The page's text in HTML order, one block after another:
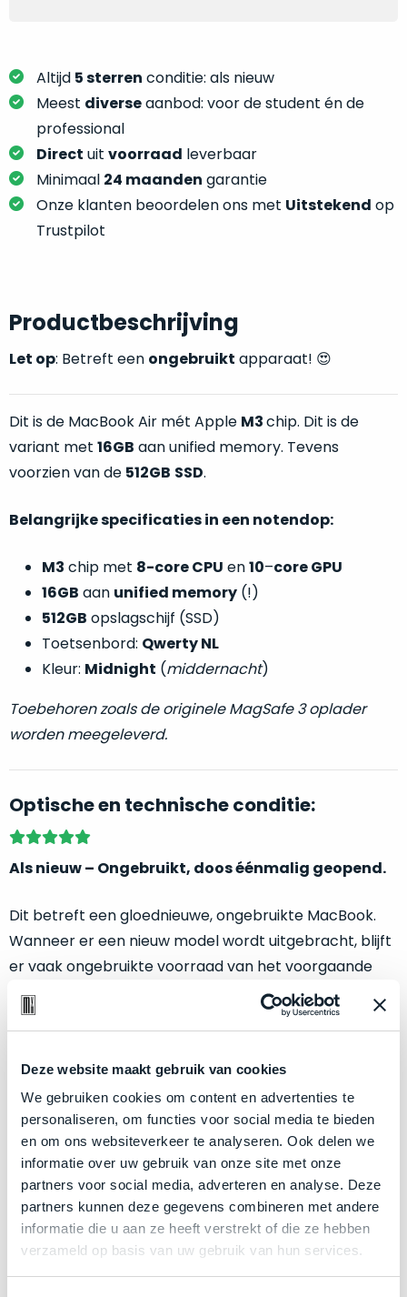
Deze website maakt gebruik van cookies
We gebruiken cookies om content en advertenties te
personaliseren, om functies voor social media te bieden
en om ons websiteverkeer te analyseren. Ook delen we
informatie over uw gebruik van onze site met onze
partners voor social media, adverteren en analyse. Deze
partners kunnen deze gegevens combineren met andere
informatie die u aan ze heeft verstrekt of die ze hebben
verzameld op basis van uw gebruik van hun services.
Altijd 5 sterren conditie: als nieuw
Meest diverseaanbod: voor de student én de
professional
Direct uit voorraad leverbaar
Minimaal 24 maanden garantie
Onze klanten beoordelen ons met Uitstekend op
Trustpilot
Productbeschrijving
Let op: Betreft een ongebruikt apparaat! 😍
Dit is de MacBook Air mét Apple M3chip. Dit is de
variant met 16GB aan unified memory. Tevens
voorzien van de 512GB SSD.
Belangrijke specificaties in een notendop:
M3 chip met 8-core CPU en10–core GPU
16GB aan unified memory (!)
512GB opslagschijf (SSD)
Toetsenbord: Qwerty NL
Kleur: Midnight (middernacht)
Toebehoren zoals de originele MagSafe 3 oplader
worden meegeleverd.
Optische en technische conditie:
Als nieuw – Ongebruikt, doos éénmalig geopend.
Dit betreft een gloednieuwe, ongebruikte MacBook.
Wanneer er een nieuw model wordt uitgebracht, blijft
er vaak ongebruikte voorraad van het voorgaande
model achter in magazijnen. Wij nemen deze voorraad
over! De doos wordt slechts één keer geopend om de
maar het apparaat is verder volledignieuw
ongebruikt.
Nietrefurbished maar gewoon nogécht nieuw
Minimaal 24 maanden garantie bij Mac voor
minder.
Profiteer van een gloednieuwe MacBook voor een
flink lagere prijs!
bespaar
je
slim,
zonder
concessies
te
doen
kwaliteit.
je
welke
conditiebeschrijvingen
wij
bij
onze
gebruiken.
Als
nieuw
nauwelijks
gebruikt,
Dit
product
is
‘customer
return’.
Kort
uitgepakt
en
retourperiode
teruggestuurd.
Dus
niks
refurbished,
niks
vervangen.
Simpelweg
weinig
je
nou
precies
nodig?
We
hebben
inmiddels
voorzien
een
we
weten
voor
gebruiksdoel
geschikt
is.
Op
basis
echteklantervaringentref
je
onze
labels.
Onze
favoriet
Dit
model
biedt
het
all-
pakket
binnen
de
categorie.
Het
is
een
Mac
die